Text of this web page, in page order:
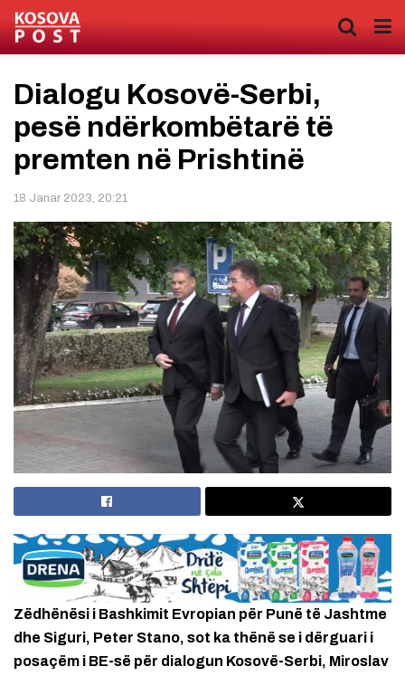
Dialogu Kosovë-Serbi,
pesë ndërkombëtarë të
premten në Prishtinë
18 Janar 2023, 20:21
Zëdhënësi i Bashkimit Evropian për Punë të Jashtme
dhe Siguri, Peter Stano, sot ka thënë se i dërguari i
posaçëm i BE-së për dialogun Kosovë-Serbi, Miroslav